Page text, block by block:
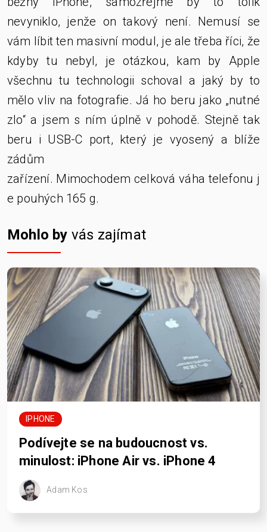
nevyniklo, jenže on takový není. Nemusí se
vám líbit ten masivní modul, je ale třeba říci, že
kdyby tu nebyl, je otázkou, kam by Apple
všechnu tu technologii schoval a jaký by to
mělo vliv na fotografie. Já ho beru jako „nutné
zlo“ a jsem s ním úplně v pohodě. Stejně tak
beru i USB-C port, který je vyosený a blíže
zádům
zařízení. Mimochodem celková váha telefonu j
e pouhých 165 g.
Mohlo by vás zajímat
IPHONE
Podívejte se na budoucnost vs.
minulost: iPhone Air vs. iPhone 4
Adam Kos